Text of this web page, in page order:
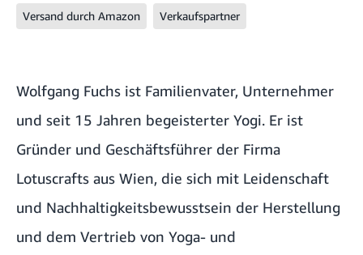
Versand durch Amazon Verkaufspartner
Wolfgang Fuchs ist Familienvater, Unternehmer
und seit 15 Jahren begeisterter Yogi. Er ist
Gründer und Geschäftsführer der Firma
Lotuscrafts aus Wien, die sich mit Leidenschaft
und Nachhaltigkeitsbewusstsein der Herstellung
und dem Vertrieb von Yoga- und